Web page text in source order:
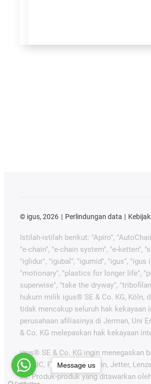
© igus, 2026 Perlindungan data
Istilah-istilah berikut: "Apiro",
"e-chain", "e-chain system", "e-ketten",
"iglidur", "igubal", "igumid", "igus",
"motionary", "plastics for longer life",
superwise", "take the dryway",
hukum milik igus® SE & Co. KG, Köln,
tidak mencakup seluruh hak kekayaan
perusahaan afiliasinya di Jerman, Uni
& Co. KG melepaskan hak kekayaan
igus® SE & Co. KG ingin menegaskan
FANUC, Festo, Heidenhain, Jetter,
ini. Produk-produk yang ditawarkan
Message us